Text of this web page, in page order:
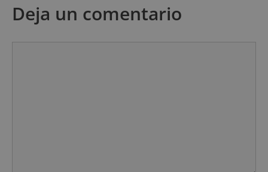
Deja un comentario